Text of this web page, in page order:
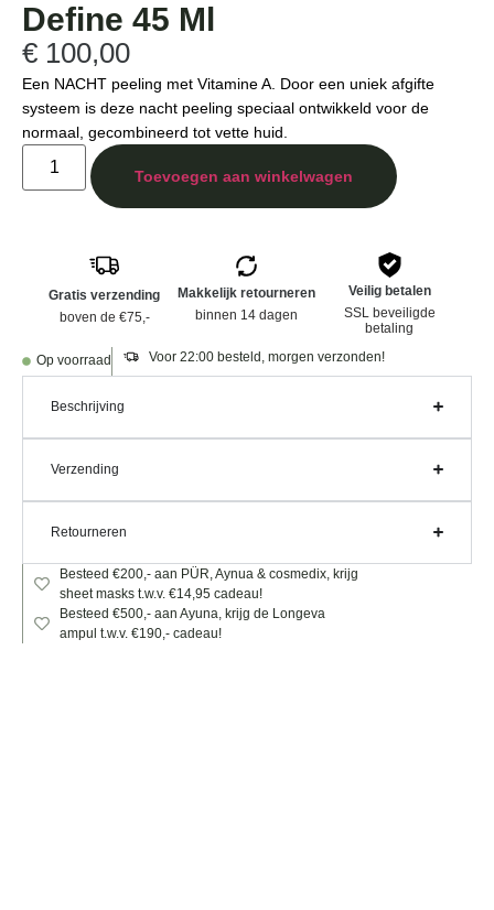
Define 45 Ml
€ 100,00
Een NACHT peeling met Vitamine A. Door een uniek afgifte
systeem is deze nacht peeling speciaal ontwikkeld voor de
normaal, gecombineerd tot vette huid.
Toevoegen aan winkelwagen
Gratis verzending
boven de €75,-
Makkelijk retourneren
binnen 14 dagen
Veilig betalen
SSL beveiligde
betaling
Op voorraad Voor 22:00 besteld, morgen verzonden!
Beschrijving
Verzending
Retourneren
Besteed €200,- aan PÜR, Aynua & cosmedix, krijg
sheet masks t.w.v. €14,95 cadeau!
Besteed €500,- aan Ayuna, krijg de Longeva
ampul t.w.v. €190,- cadeau!